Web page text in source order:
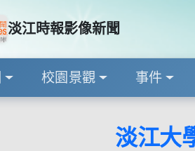
淡江時報影像新聞
校園景觀 事件
淡江大